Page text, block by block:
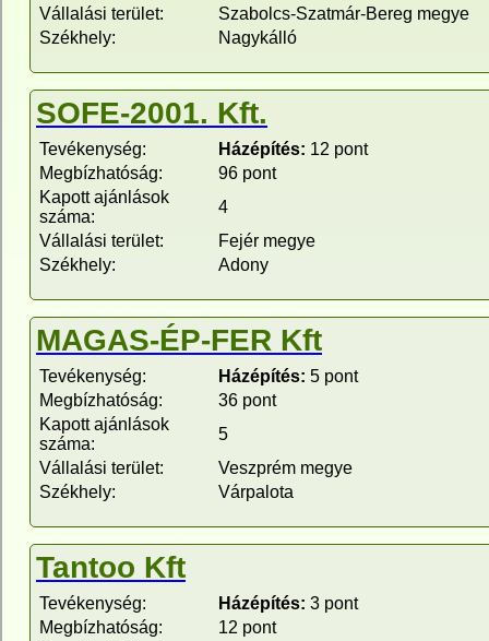
Vállalási terület:
Szabolcs-Szatmár-Bereg megye
Székhely:
Nagykálló
SOFE-2001. Kft.
Tevékenység: Házépítés: 12 pont
Megbízhatóság:
96 pont
Kapott ajánlások
száma:
4
Vállalási terület:
Fejér megye
Székhely:
Adony
MAGAS-ÉP-FER Kft
Tevékenység: Házépítés: 5 pont
Megbízhatóság:
36 pont
Kapott ajánlások
száma:
5
Vállalási terület:
Veszprém megye
Székhely:
Várpalota
Tantoo Kft
Tevékenység: Házépítés: 3 pont
Megbízhatóság:
12 pont